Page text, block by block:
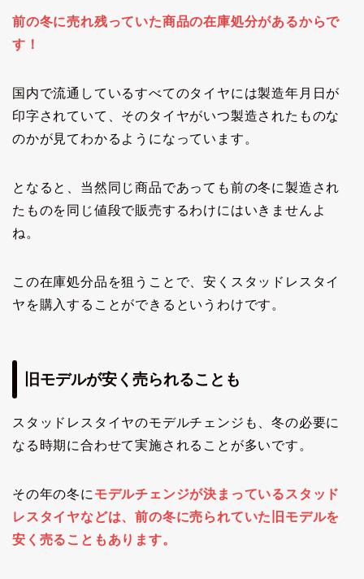
前の冬に売れ残っていた商品の在庫処分があるからで
す！
国内で流通しているすべてのタイヤには製造年月日が
印字されていて、そのタイヤがいつ製造されたものな
のかが見てわかるようになっています。
となると、当然同じ商品であっても前の冬に製造され
たものを同じ値段で販売するわけにはいきませんよ
ね。
この在庫処分品を狙うことで、安くスタッドレスタイ
ヤを購入することができるというわけです。
旧モデルが安く売られることも
スタッドレスタイヤのモデルチェンジも、冬の必要に
なる時期に合わせて実施されることが多いです。
その年の冬にモデルチェンジが決まっているスタッド
レスタイヤなどは、前の冬に売られていた旧モデルを
安く売ることもあります。